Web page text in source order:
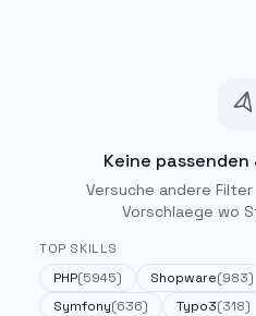
Keine
Versuche andere
Vorschlaege wo
TOP SKILLS
PHP(5945) Shopware(983)
Symfony(636) Typo3(318)